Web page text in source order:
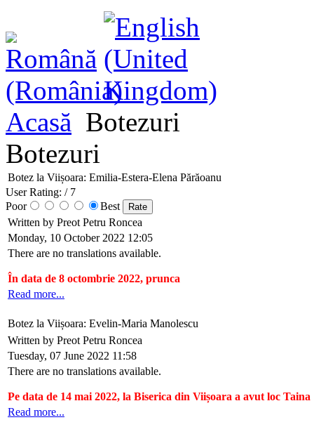
Acasă Botezuri
Botezuri
Botez la Viișoara: Emilia-Estera-Elena Părăoanu
User Rating: / 7
Poor
Best
Written by Preot Petru Roncea
Monday, 10 October 2022 12:05
There are no translations available.
În data de 8 octombrie 2022, prunca
Read more...
Botez la Viișoara: Evelin-Maria Manolescu
Written by Preot Petru Roncea
Tuesday, 07 June 2022 11:58
There are no translations available.
Pe data de 14 mai 2022, la Biserica din Viișoara a avut loc Taina
Read more...